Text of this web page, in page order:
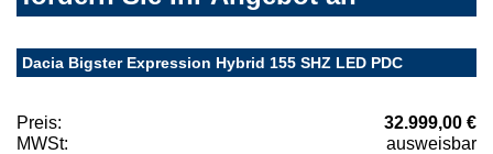
Dacia Bigster Expression Hybrid 155 SHZ LED PDC
Preis:
32.999,00 €
MWSt:
ausweisbar